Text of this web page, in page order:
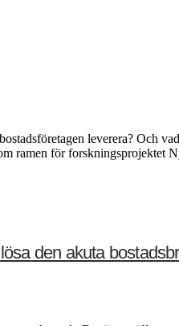
leverera? Och
ramen för forskningsprojektet
den akuta